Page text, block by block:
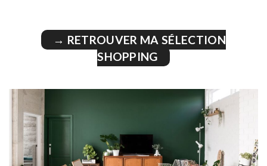
→ RETROUVER MA SÉLECTION
SHOPPING